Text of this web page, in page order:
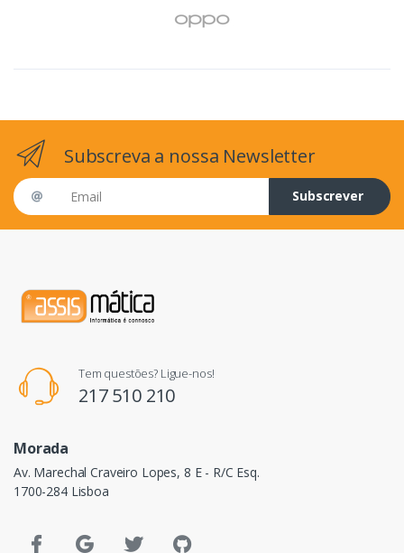
Subscreva a nossa Newsletter
Email address
Subscrever
Tem questões? Ligue-nos!
217 510 210
Morada
Av. Marechal Craveiro Lopes, 8 E - R/C Esq.
1700-284 Lisboa